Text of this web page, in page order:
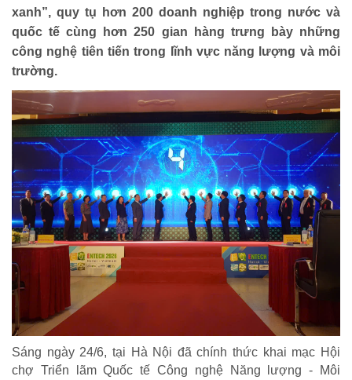
HOẠT ĐỘNG NHÂN ĐẠO
Hoạt động Chữ Thập đỏ
Hoạt động nhân đạo cả nước
xanh”, quy tụ hơn 200 doanh nghiệp trong nước và
quốc tế cùng hơn 250 gian hàng trưng bày những
công nghệ tiên tiến trong lĩnh vực năng lượng và môi
trường.
Sáng ngày 24/6, tại Hà Nội đã chính thức khai mạc Hội
chợ Triển lãm Quốc tế Công nghệ Năng lượng - Môi